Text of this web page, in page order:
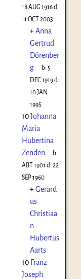
18 AUG 1916d:
11 OCT 2003
+Anna
Gertrud
Dörenber
g
b: 5
DEC 1919d:
10 JAN
1995
10Johanna
Maria
Hubertina
Zenden
b:
ABT 1901 d: 22
SEP 1960
+Gerard
us
Christiaa
n
Hubertus
Aarts
10 Franz
Joseph